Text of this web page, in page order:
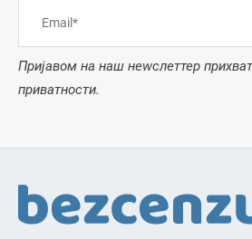
Пријавом на наш неwслеттер
приватности.